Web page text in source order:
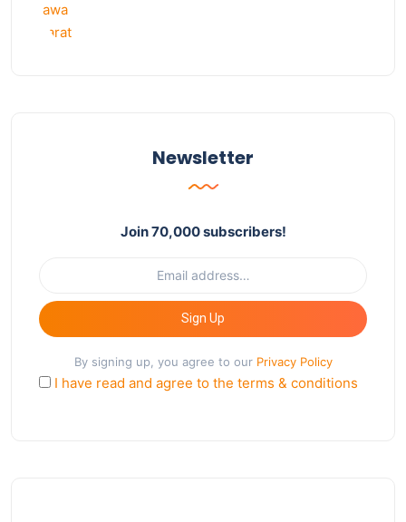
Newsletter
Join 70,000 subscribers!
Sign Up
By signing up, you agree to our Privacy Policy
I have read and agree to the terms & conditions